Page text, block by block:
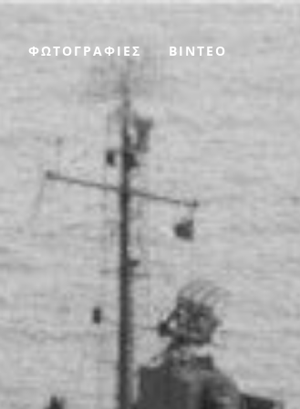
ΦΩΤΟΓΡΑΦΙΕΣ BINTEO